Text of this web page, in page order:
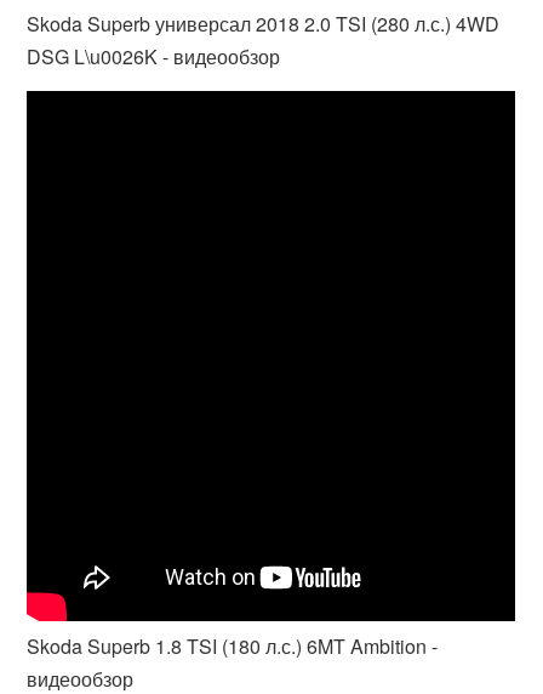
Skoda Superb универсал 2018 2.0 TSI (280 л.с.) 4WD
DSG L\u0026K - видеообзор
Skoda Superb 1.8 TSI (180 л.с.) 6MT Ambition -
видеообзор